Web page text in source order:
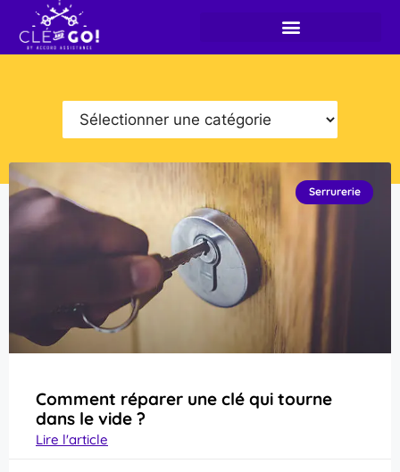
Serrurerie
Comment réparer une clé qui tourne
dans le vide ?
Lire l'article